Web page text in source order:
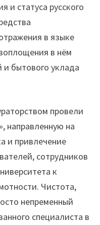
и статуса русского
в языке
в нём
и бытового уклада
провели
направленную на
и привлечение
сотрудников
к
Чистота,
непременный
специалиста в